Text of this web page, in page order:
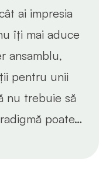
ai impresia
îți mai aduce
ansamblu,
pentru unii
nu trebuie să
poate…